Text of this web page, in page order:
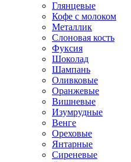
Глянцевые
Кофе с молоком
Металлик
Слоновая кость
Фуксия
Шоколад
Шампань
Оливковые
Оранжевые
Вишневые
Изумрудные
Венге
Ореховые
Янтарные
Сиреневые